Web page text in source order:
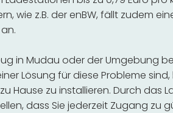
wie z.B. der enBW, fällt zudem
in Mudau oder der Umgebung
Lösung für diese Probleme sind,
Hause zu installieren. Durch das
dass Sie jederzeit Zugang zu